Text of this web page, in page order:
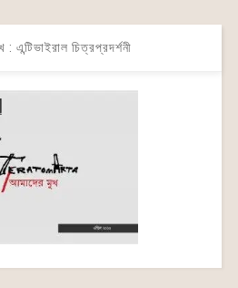
: এন্টিভাইরাল চিত্রপ্রদর্শনী